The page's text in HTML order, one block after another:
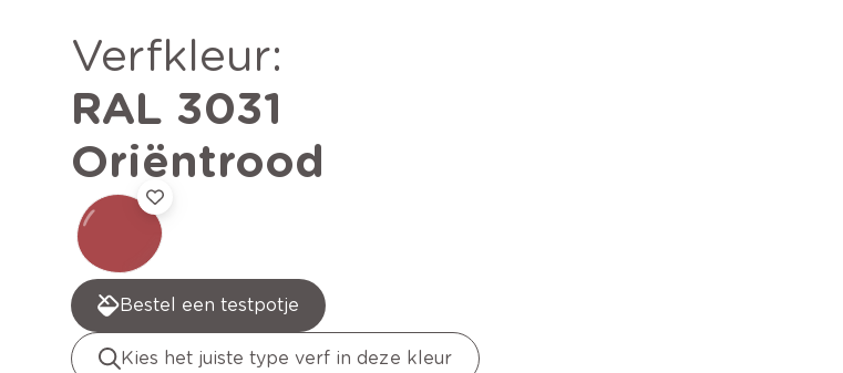
verfkleur:
RAL 3031
Oriëntrood
Bestel een testpotje
Kies het juiste type verf in deze kleur